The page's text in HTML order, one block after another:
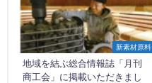
新素材原料
地域を結ぶ総合情報誌「月刊
商工会」に掲載いただきまし